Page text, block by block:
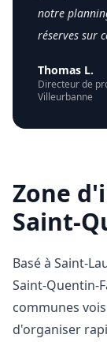
notre
réserves sur
Thomas L.
Directeur de
Villeurbanne
Zone
Saint-
Basé à Saint-
Saint-Quentin-
communes
d'organiser